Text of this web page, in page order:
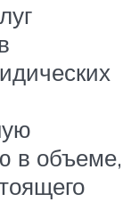
в объеме,